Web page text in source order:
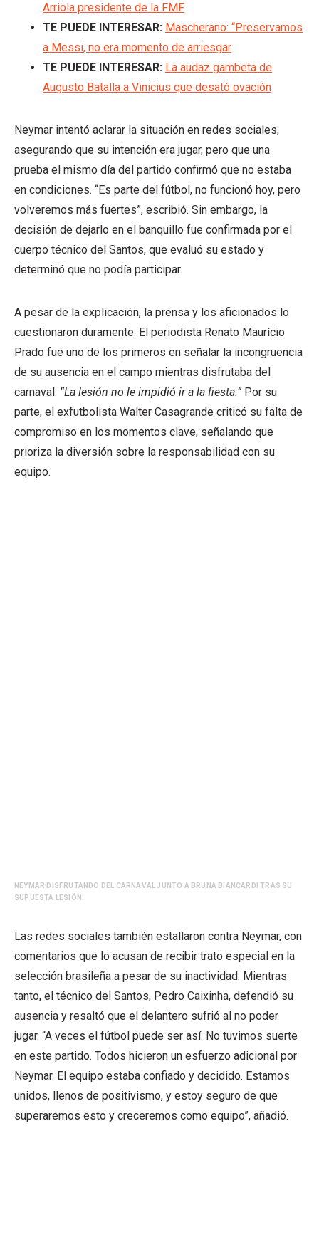
Arriola presidente de la FMF
TE PUEDE INTERESAR: Mascherano: “Preservamos
a Messi, no era momento de arriesgar
TE PUEDE INTERESAR: La audaz gambeta de
Augusto Batalla a Vinicius que desató ovación
Neymar intentó aclarar la situación en redes sociales,
asegurando que su intención era jugar, pero que una
prueba el mismo día del partido confirmó que no estaba
en condiciones. “Es parte del fútbol, no funcionó hoy, pero
volveremos más fuertes”, escribió. Sin embargo, la
decisión de dejarlo en el banquillo fue confirmada por el
cuerpo técnico del Santos, que evaluó su estado y
determinó que no podía participar.
A pesar de la explicación, la prensa y los aficionados lo
cuestionaron duramente. El periodista Renato Maurício
Prado fue uno de los primeros en señalar la incongruencia
de su ausencia en el campo mientras disfrutaba del
carnaval: “La lesión no le impidió ir a la fiesta.” Por su
parte, el exfutbolista Walter Casagrande criticó su falta de
compromiso en los momentos clave, señalando que
prioriza la diversión sobre la responsabilidad con su
equipo.
NEYMAR DISFRUTANDO DEL CARNAVAL JUNTO A BRUNA BIANCARDI TRAS SU
SUPUESTA LESIÓN.
Las redes sociales también estallaron contra Neymar, con
comentarios que lo acusan de recibir trato especial en la
selección brasileña a pesar de su inactividad. Mientras
tanto, el técnico del Santos, Pedro Caixinha, defendió su
ausencia y resaltó que el delantero sufrió al no poder
jugar. “A veces el fútbol puede ser así. No tuvimos suerte
en este partido. Todos hicieron un esfuerzo adicional por
Neymar. El equipo estaba confiado y decidido. Estamos
unidos, llenos de positivismo, y estoy seguro de que
superaremos esto y creceremos como equipo”, añadió.